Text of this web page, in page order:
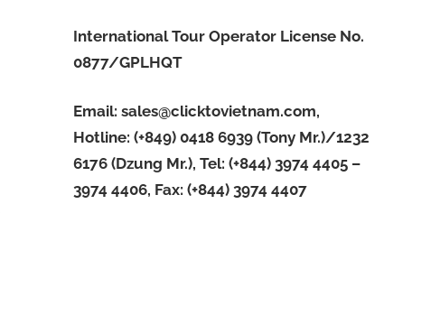
International Tour Operator License No.
0877/GPLHQT
Email: sales@clicktovietnam.com,
Hotline: (+849) 0418 6939 (Tony Mr.)/1232
6176 (Dzung Mr.), Tel: (+844) 3974 4405 –
3974 4406, Fax: (+844) 3974 4407